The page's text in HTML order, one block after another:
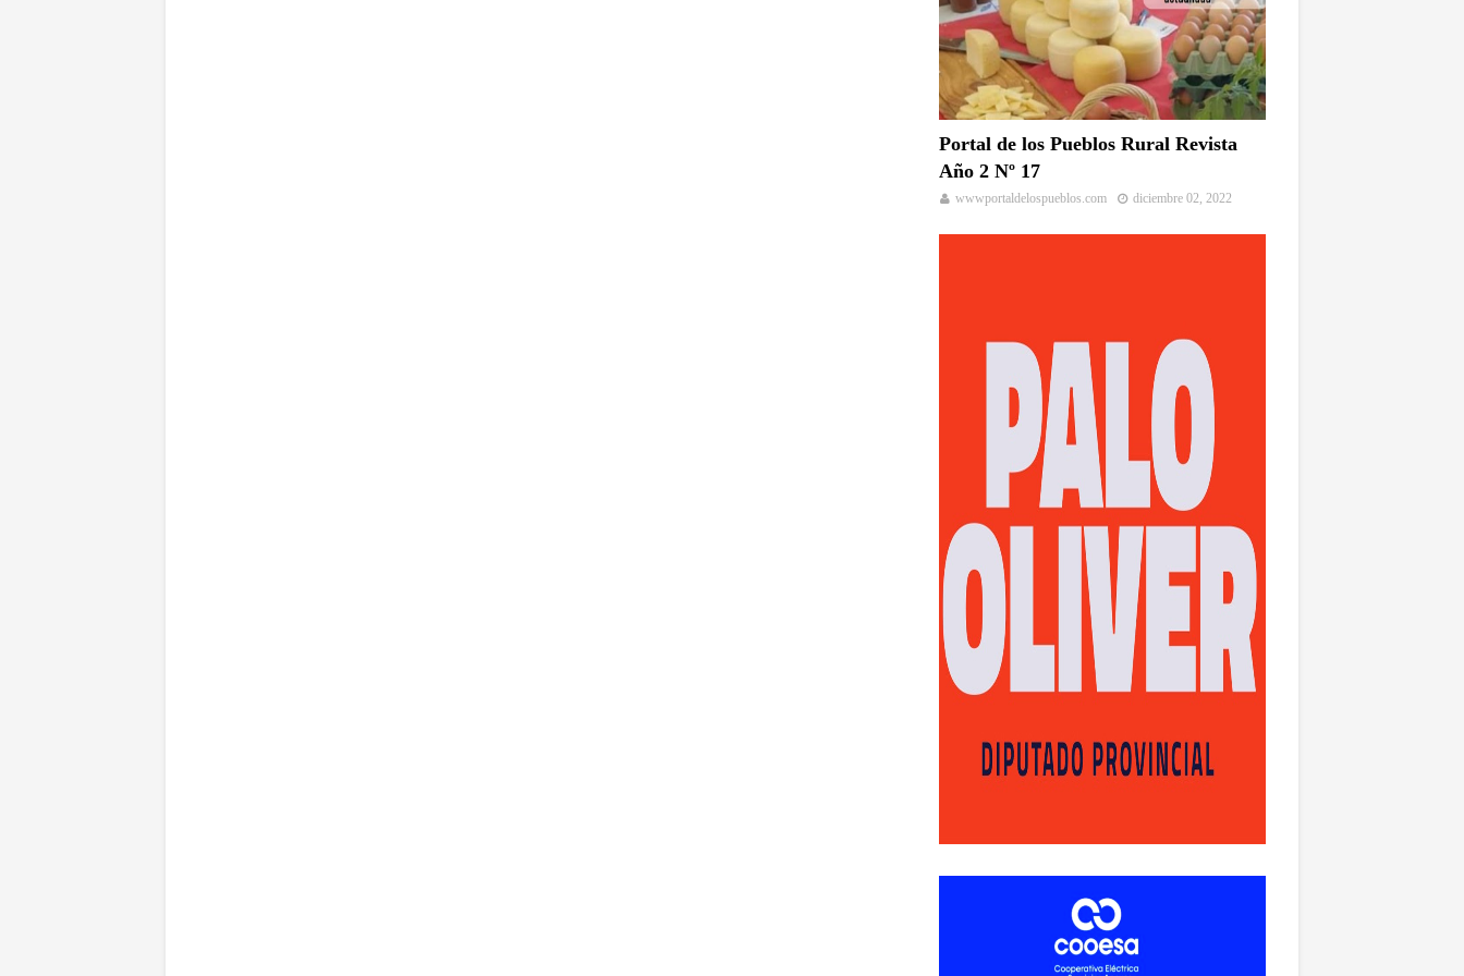
Portal de los Pueblos Rural Revista
Año 2 Nº 17
wwwportaldelospueblos.com diciembre 02, 2022